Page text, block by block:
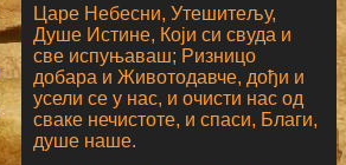
Царе Небесни, Утешитељу,
Душе Истине, Који си свуда и
све испуњаваш; Ризницо
добара и Животодавче, дођи и
усели се у нас, и очисти нас од
сваке нечистоте, и спаси, Благи,
душе наше.